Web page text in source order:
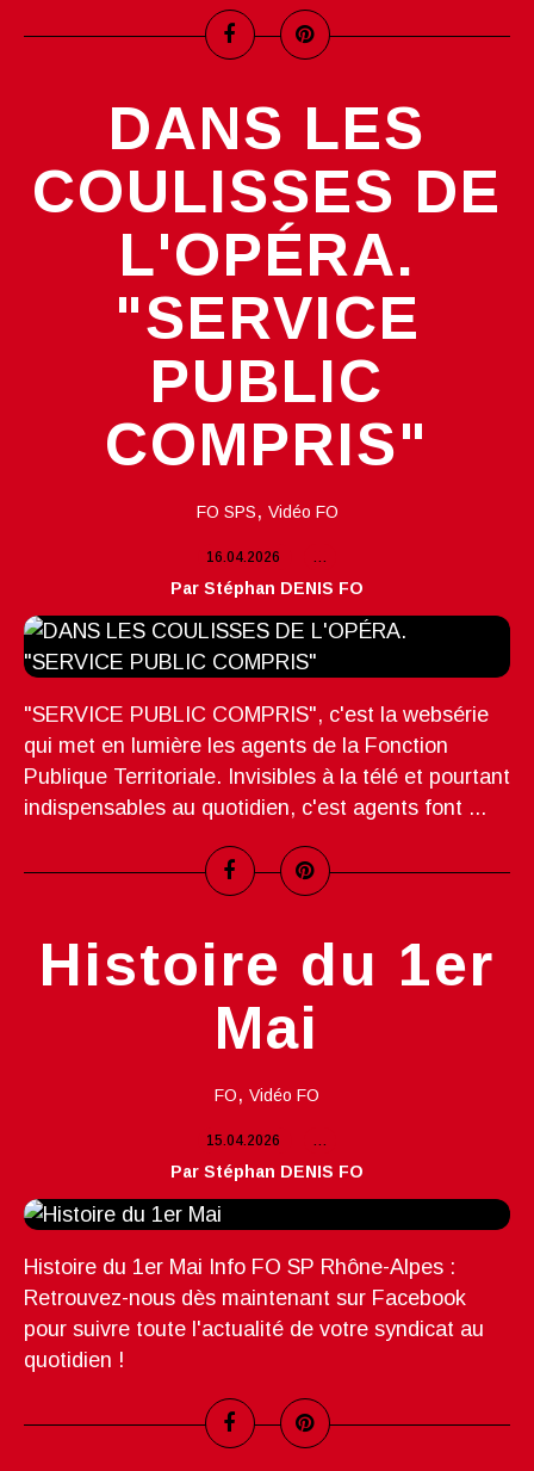
DANS LES
COULISSES DE
L'OPÉRA.
"SERVICE
PUBLIC
COMPRIS"
FO SPS, Vidéo FO
16.04.2026 …
Par Stéphan DENIS FO
"SERVICE PUBLIC COMPRIS", c'est la websérie
qui met en lumière les agents de la Fonction
Publique Territoriale. Invisibles à la télé et pourtant
indispensables au quotidien, c'est agents font ...
Histoire du 1er
Mai
FO, Vidéo FO
15.04.2026 …
Par Stéphan DENIS FO
Histoire du 1er Mai Info FO SP Rhône-Alpes :
Retrouvez-nous dès maintenant sur Facebook
pour suivre toute l'actualité de votre syndicat au
quotidien !